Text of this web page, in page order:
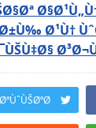
Ø¹Ù†
ØªÙˆÙŠØªØ±